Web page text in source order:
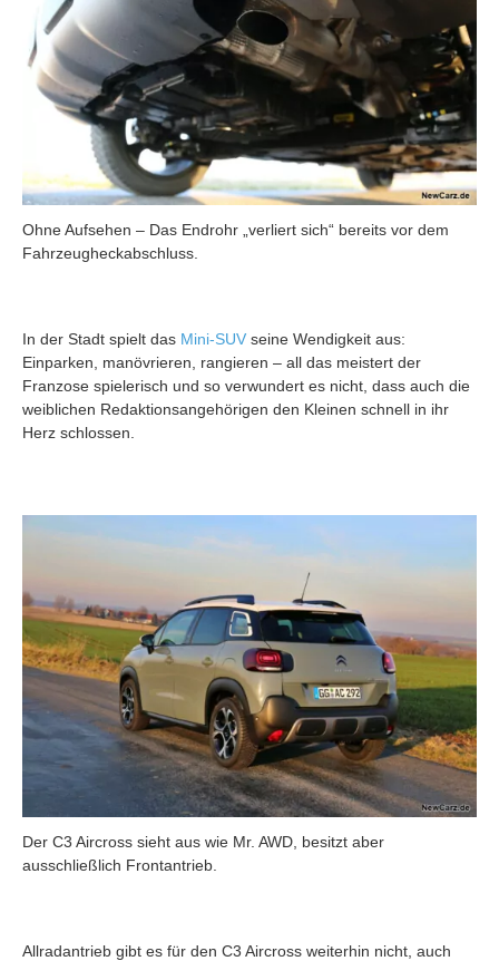
Ohne Aufsehen – Das Endrohr „verliert sich“ bereits vor dem
Fahrzeugheckabschluss.
In der Stadt spielt das Mini-SUV seine Wendigkeit aus:
Einparken, manövrieren, rangieren – all das meistert der
Franzose spielerisch und so verwundert es nicht, dass auch die
weiblichen Redaktionsangehörigen den Kleinen schnell in ihr
Herz schlossen.
Der C3 Aircross sieht aus wie Mr. AWD, besitzt aber
ausschließlich Frontantrieb.
Allradantrieb gibt es für den C3 Aircross weiterhin nicht, auch